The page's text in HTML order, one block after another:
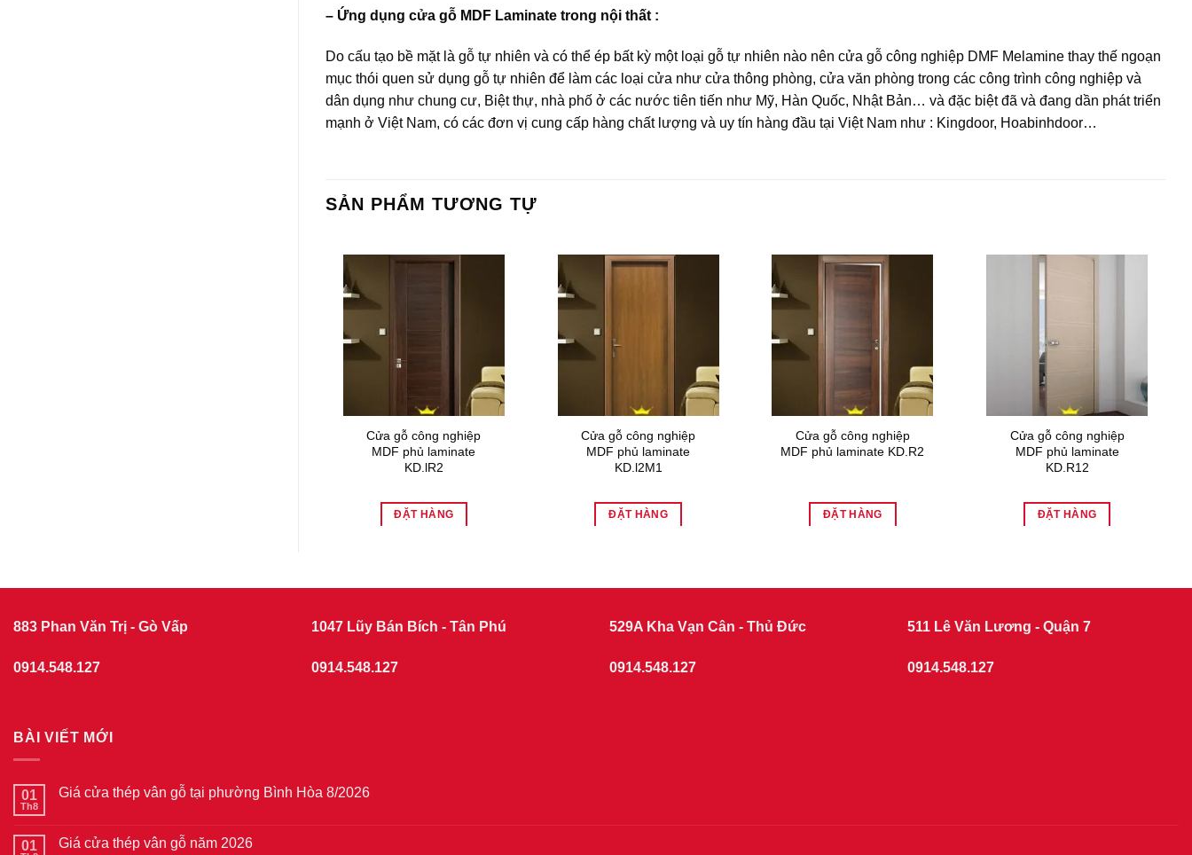
– Ứng dụng cửa gỗ MDF Laminate trong nội thất :
Do cấu tạo bề mặt là gỗ tự nhiên và có thể ép bất kỳ một loại gỗ tự nhiên nào nên cửa gỗ công nghiệp DMF Melamine thay thế ngoạn
mục thói quen sử dụng gỗ tự nhiên để làm các loại cửa như cửa thông phòng, cửa văn phòng trong các công trình công nghiệp và
dân dụng như chung cư, Biệt thự, nhà phố ở các nước tiên tiến như Mỹ, Hàn Quốc, Nhật Bản… và đặc biệt đã và đang dần phát triển
mạnh ở Việt Nam, có các đơn vị cung cấp hàng chất lượng và uy tín hàng đầu tại Việt Nam như : Kingdoor, Hoabinhdoor…
SẢN PHẨM TƯƠNG TỰ
Cửa gỗ công nghiệp
MDF phủ laminate
KD.lR2
ĐẶT HÀNG
Cửa gỗ công nghiệp
MDF phủ laminate
KD.l2M1
ĐẶT HÀNG
Cửa gỗ công nghiệp
MDF phủ laminate KD.R2
ĐẶT HÀNG
Cửa gỗ công nghiệp
MDF phủ laminate
KD.R12
ĐẶT HÀNG
883 Phan Văn Trị - Gò Vấp
0914.548.127
1047 Lũy Bán Bích - Tân Phú
0914.548.127
529A Kha Vạn Cân - Thủ Đức
0914.548.127
511 Lê Văn Lương - Quận 7
0914.548.127
BÀI VIẾT MỚI
01
Th8
Giá cửa thép vân gỗ tại phường Bình Hòa 8/2026
luận
01 Giá cửa thép vân gỗ năm 2026